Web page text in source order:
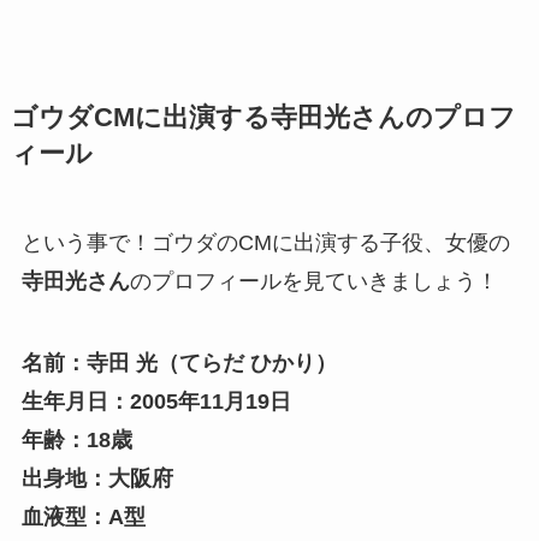
ゴウダCMに出演する寺田光さんのプロフ
ィール
という事で！ゴウダのCMに出演する子役、女優の
寺田光さんのプロフィールを見ていきましょう！
名前：寺田 光（てらだ ひかり）
生年月日：2005年11月19日
年齢：18歳
出身地：大阪府
血液型：A型